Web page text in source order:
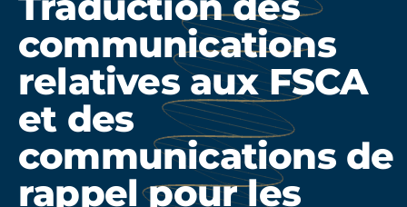
communications
relatives aux FSCA
et des
communications de
rappel pour les